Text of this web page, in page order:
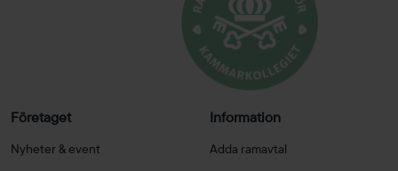
Företaget
Nyheter & event
Information
Adda ramavtal